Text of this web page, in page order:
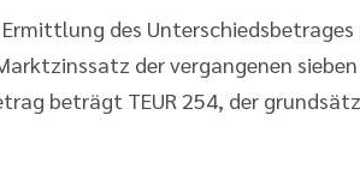
des Unterschiedsbetrages
der vergangenen
beträgt TEUR 254, der